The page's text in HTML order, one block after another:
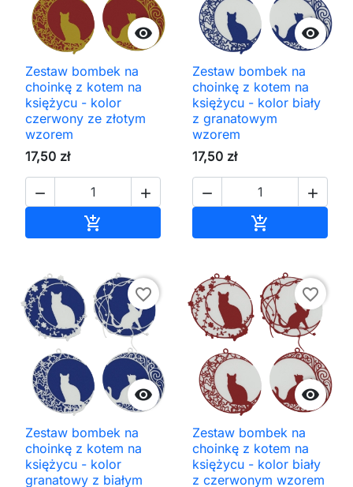

Zestaw bombek na
choinkę z kotem na
księżycu - kolor
czerwony ze złotym
wzorem
17,50 zł
 


Zestaw bombek na
choinkę z kotem na
księżycu - kolor biały
z granatowym
wzorem
17,50 zł
 


favorite_border
Zestaw bombek na
choinkę z kotem na
księżycu - kolor
granatowy z białym

favorite_border
Zestaw bombek na
choinkę z kotem na
księżycu - kolor biały
z czerwonym wzorem